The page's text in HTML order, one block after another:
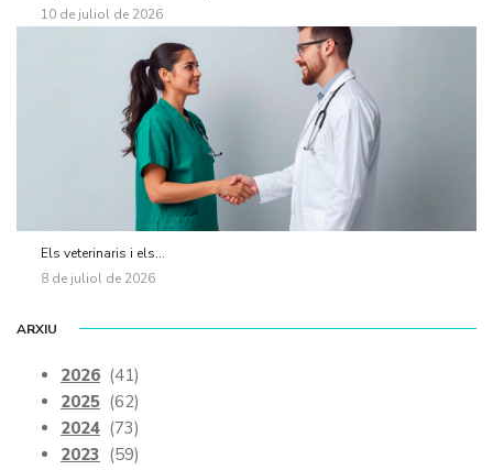
10 de juliol de 2026
Els veterinaris i els...
8 de juliol de 2026
ARXIU
2026 (41)
2025 (62)
2024 (73)
2023 (59)